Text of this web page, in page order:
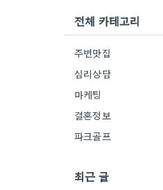
전체 카테고리
주변맛집
심리상담
마케팅
결혼정보
파크골프
최근 글